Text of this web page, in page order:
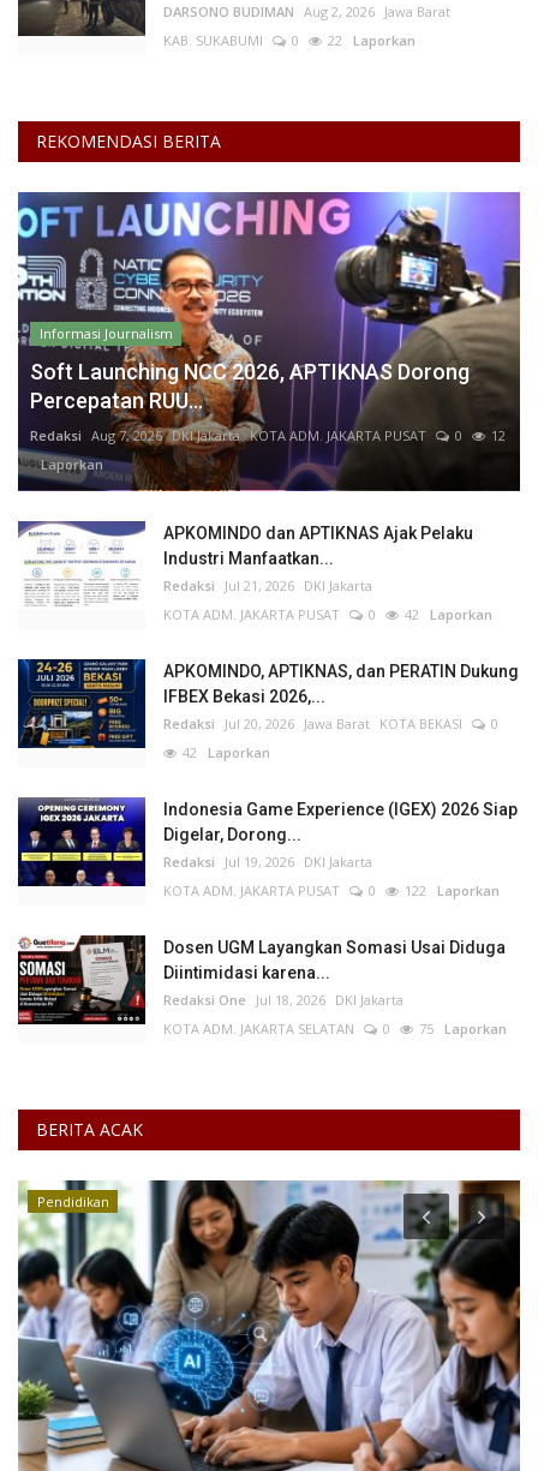
DARSONO BUDIMAN Aug 2, 2026 Jawa Barat
KAB. SUKABUMI
0 22 Laporkan
REKOMENDASI BERITA
Informasi Journalism
Soft Launching NCC 2026, APTIKNAS Dorong
Percepatan RUU...
Redaksi Aug 7, 2026 DKI Jakarta KOTA ADM. JAKARTA PUSAT 0
12
Laporkan
APKOMINDO dan APTIKNAS Ajak Pelaku
Industri Manfaatkan...
Redaksi Jul 21, 2026 DKI Jakarta
KOTA ADM. JAKARTA PUSAT
0 42 Laporkan
APKOMINDO, APTIKNAS, dan PERATIN Dukung
IFBEX Bekasi 2026,...
Redaksi Jul 20, 2026 Jawa Barat KOTA BEKASI
0
42 Laporkan
Indonesia Game Experience (IGEX) 2026 Siap
Digelar, Dorong...
Redaksi Jul 19, 2026 DKI Jakarta
KOTA ADM. JAKARTA PUSAT
0 122 Laporkan
Dosen UGM Layangkan Somasi Usai Diduga
Diintimidasi karena...
Redaksi One Jul 18, 2026 DKI Jakarta
KOTA ADM. JAKARTA SELATAN
0 75 Laporkan
BERITA ACAK
Pendidikan